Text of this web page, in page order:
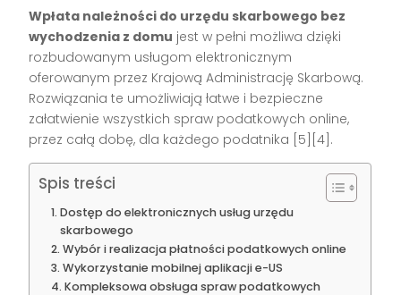
Wpłata należności do urzędu skarbowego bez
wychodzenia z domu jest w pełni możliwa dzięki
rozbudowanym usługom elektronicznym
oferowanym przez Krajową Administrację Skarbową.
Rozwiązania te umożliwiają łatwe i bezpieczne
załatwienie wszystkich spraw podatkowych online,
przez całą dobę, dla każdego podatnika [5][4] .
Spis treści
Dostęp do elektronicznych usług urzędu
skarbowego
Wybór i realizacja płatności podatkowych online
Wykorzystanie mobilnej aplikacji e-US
Kompleksowa obsługa spraw podatkowych